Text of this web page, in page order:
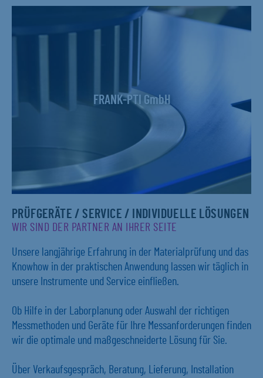
FRANK-PTI GmbH
PRÜFGERÄTE / SERVICE / INDIVIDUELLE LÖSUNGEN
WIR SIND DER PARTNER AN IHRER SEITE
Unsere langjährige Erfahrung in der Materialprüfung und das
Knowhow in der praktischen Anwendung lassen wir täglich in
unsere Instrumente und Service einfließen.
Ob Hilfe in der Laborplanung oder Auswahl der richtigen
Messmethoden und Geräte für Ihre Messanforderungen finden
wir die optimale und maßgeschneiderte Lösung für Sie.
Über Verkaufsgespräch, Beratung, Lieferung, Installation